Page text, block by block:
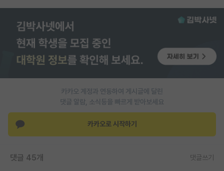
장학금/장학생 게시판
학술 정보 게시판
홍보 게시판
이벤트
반도체 아카데미
카카오 계정과 연동하여 게시글에 달린
댓글 알람, 소식등을 빠르게 받아보세요
카카오로 시작하기
댓글 45개 댓글쓰기